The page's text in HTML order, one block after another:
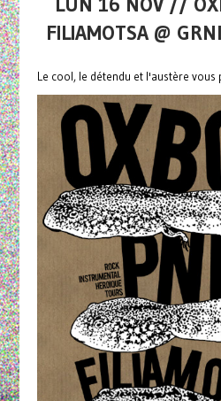
FILIAMOTSA @
Le cool, le détendu et l'austère vous